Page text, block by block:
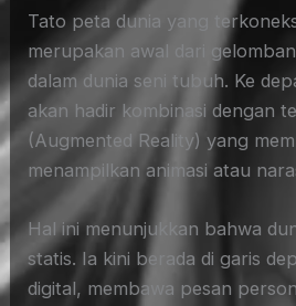
Tato peta dunia yang
merupakan awal dari
dalam dunia seni tubuh. Ke
akan hadir kombinasi dengan
(Augmented Reality) yang
menampilkan animasi atau
Hal ini menunjukkan bahwa
statis. Ia kini berada di garis
digital, membawa pesan